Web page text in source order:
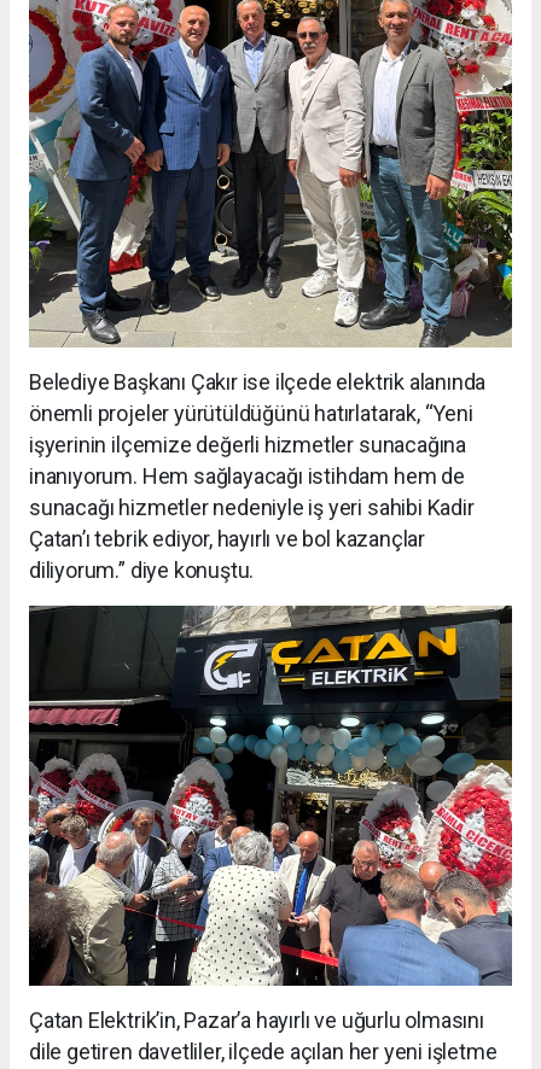
Belediye Başkanı Çakır ise ilçede elektrik alanında
önemli projeler yürütüldüğünü hatırlatarak, “Yeni
işyerinin ilçemize değerli hizmetler sunacağına
inanıyorum. Hem sağlayacağı istihdam hem de
sunacağı hizmetler nedeniyle iş yeri sahibi Kadir
Çatan’ı tebrik ediyor, hayırlı ve bol kazançlar
diliyorum.” diye konuştu.
Çatan Elektrik’in, Pazar’a hayırlı ve uğurlu olmasını
dile getiren davetliler, ilçede açılan her yeni işletme